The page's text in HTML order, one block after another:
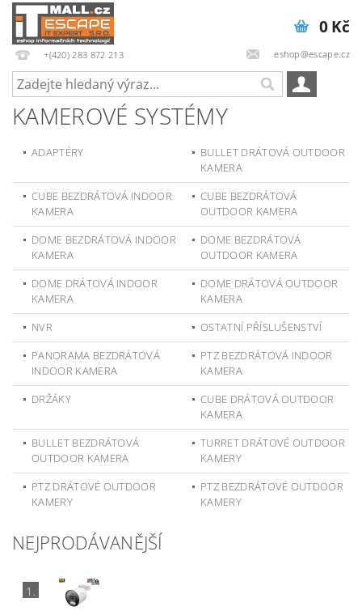
+(420) 283 872 213 eshop@escape.cz
0 Kč
KAMEROVÉ SYSTÉMY
ADAPTÉRY
BULLET DRÁTOVÁ OUTDOOR
KAMERA
CUBE BEZDRÁTOVÁ INDOOR
KAMERA
CUBE BEZDRÁTOVÁ
OUTDOOR KAMERA
DOME BEZDRÁTOVÁ INDOOR
KAMERA
DOME BEZDRÁTOVÁ
OUTDOOR KAMERA
DOME DRÁTOVÁ INDOOR
KAMERA
DOME DRÁTOVÁ OUTDOOR
KAMERA
NVR
OSTATNÍ PŘÍSLUŠENSTVÍ
PANORAMA BEZDRÁTOVÁ
INDOOR KAMERA
PTZ BEZDRÁTOVÁ INDOOR
KAMERA
DRŽÁKY
CUBE DRÁTOVÁ OUTDOOR
KAMERA
BULLET BEZDRÁTOVÁ
OUTDOOR KAMERA
TURRET DRÁTOVÉ OUTDOOR
KAMERY
PTZ DRÁTOVÉ OUTDOOR
KAMERY
PTZ BEZDRÁTOVÉ OUTDOOR
KAMERY
NEJPRODÁVANĚJŠÍ
1.